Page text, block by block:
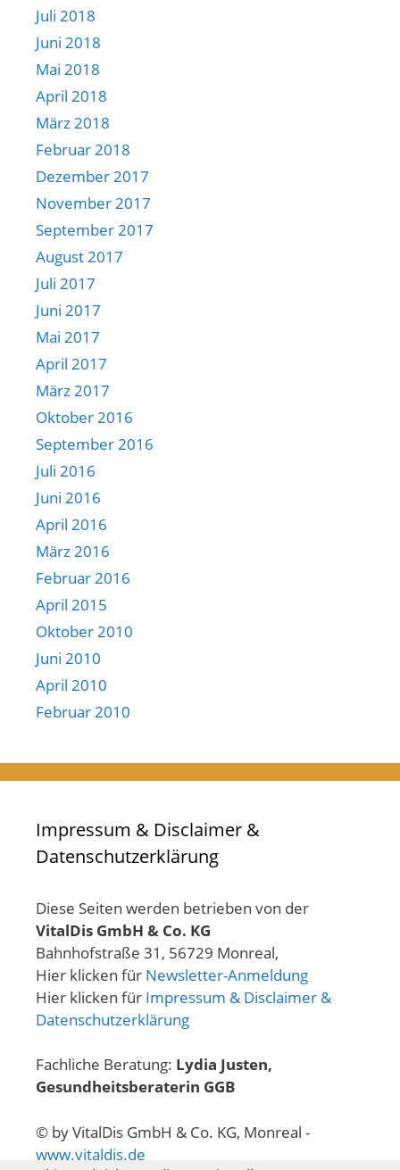
Juli 2018
Juni 2018
Mai 2018
April 2018
März 2018
Februar 2018
Dezember 2017
November 2017
September 2017
August 2017
Juli 2017
Juni 2017
Mai 2017
April 2017
März 2017
Oktober 2016
September 2016
Juli 2016
Juni 2016
April 2016
März 2016
Februar 2016
April 2015
Oktober 2010
Juni 2010
April 2010
Februar 2010
Impressum & Disclaimer &
Datenschutzerklärung
Diese Seiten werden betrieben von der
VitalDis GmbH & Co. KG
Bahnhofstraße 31, 56729 Monreal,
Hier klicken für Newsletter-Anmeldung
Hier klicken für Impressum & Disclaimer &
Datenschutzerklärung
Fachliche Beratung: Lydia Justen,
Gesundheitsberaterin GGB
© by VitalDis GmbH & Co. KG, Monreal -
www.vitaldis.de